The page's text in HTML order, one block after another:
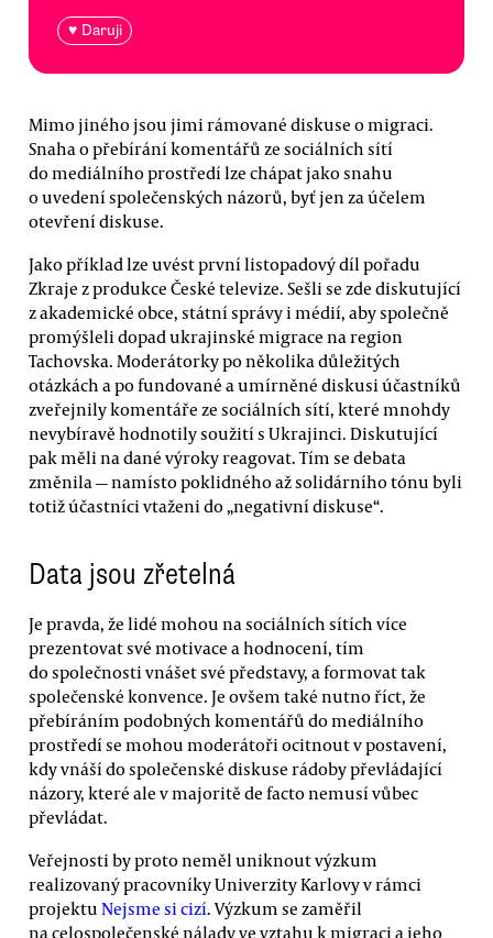
♥ Daruji
Mimo jiného jsou jimi rámované diskuse o migraci.
Snaha o přebírání komentářů ze sociálních sítí
do mediálního prostředí lze chápat jako snahu
o uvedení společenských názorů, byť jen za účelem
otevření diskuse.
Jako příklad lze uvést první listopadový díl pořadu
Zkraje z produkce České televize. Sešli se zde diskutující
z akademické obce, státní správy i médií, aby společně
promýšleli dopad ukrajinské migrace na region
Tachovska. Moderátorky po několika důležitých
otázkách a po fundované a umírněné diskusi účastníků
zveřejnily komentáře ze sociálních sítí, které mnohdy
nevybíravě hodnotily soužití s Ukrajinci. Diskutující
pak měli na dané výroky reagovat. Tím se debata
změnila — namísto poklidného až solidárního tónu byli
totiž účastníci vtaženi do „negativní diskuse“.
Data jsou zřetelná
Je pravda, že lidé mohou na sociálních sítích více
prezentovat své motivace a hodnocení, tím
do společnosti vnášet své představy, a formovat tak
společenské konvence. Je ovšem také nutno říct, že
přebíráním podobných komentářů do mediálního
prostředí se mohou moderátoři ocitnout v postavení,
kdy vnáší do společenské diskuse rádoby převládající
názory, které ale v majoritě de facto nemusí vůbec
převládat.
Veřejnosti by proto neměl uniknout výzkum
realizovaný pracovníky Univerzity Karlovy v rámci
projektu Nejsme si cizí. Výzkum se zaměřil
na celospolečenské nálady ve vztahu k migraci a jeho